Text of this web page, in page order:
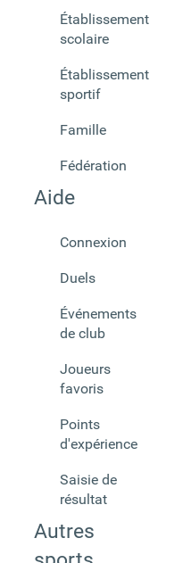
Établissement
scolaire
Établissement
sportif
Famille
Fédération
Aide
Connexion
Duels
Événements
de club
Joueurs
favoris
Points
d'expérience
Saisie de
résultat
Autres